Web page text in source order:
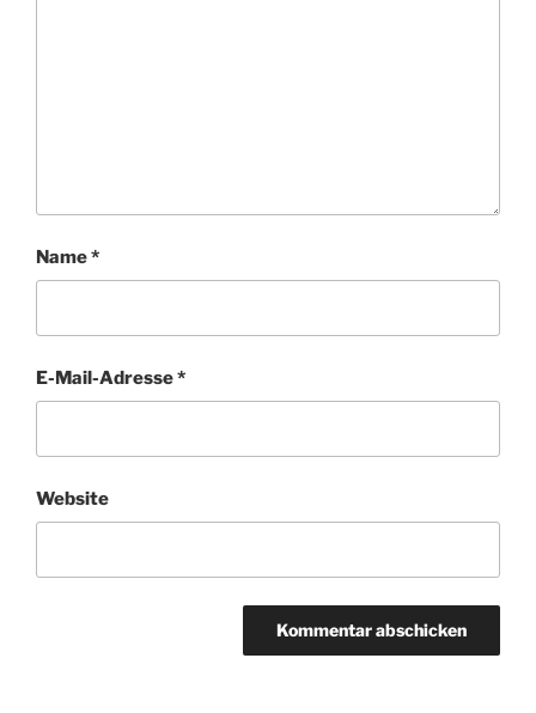
Name*
E-Mail-Adresse*
Website